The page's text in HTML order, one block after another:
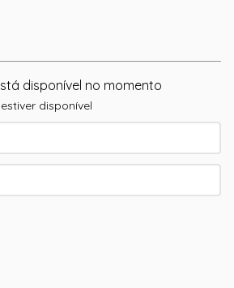
disponível no momento
disponível